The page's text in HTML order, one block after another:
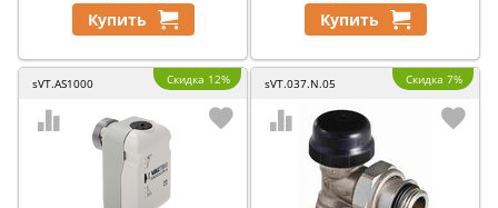
Купить Купить
sVT.AS1000 Скидка 12% sVT.037.N.05 Скидка 7%